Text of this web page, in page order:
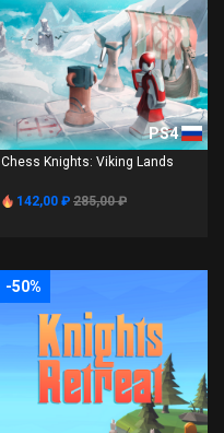
PS4
Chess Knights: Viking Lands
142,00 ₽ 285,00 ₽
-50%